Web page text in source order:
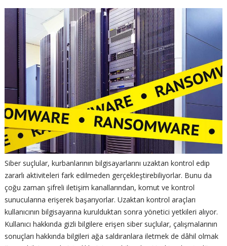
Siber suçlular, kurbanlarının bilgisayarlarını uzaktan kontrol edip
zararlı aktiviteleri fark edilmeden gerçekleştirebiliyorlar. Bunu da
çoğu zaman şifreli iletişim kanallarından, komut ve kontrol
sunucularına erişerek başarıyorlar. Uzaktan kontrol araçları
kullanıcının bilgisayarına kurulduktan sonra yönetici yetkileri alıyor.
Kullanıcı hakkında gizli bilgilere erişen siber suçlular, çalışmalarının
sonuçları hakkında bilgileri ağa saldıranlara iletmek de dâhil olmak